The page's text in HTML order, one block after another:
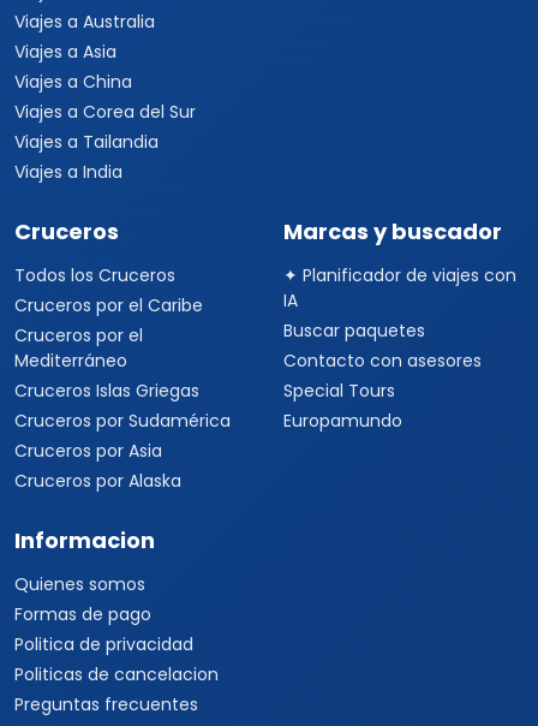
Viajes a Australia
Viajes a Asia
Viajes a China
Viajes a Corea del Sur
Viajes a Tailandia
Viajes a India
Cruceros
Todos los Cruceros
Cruceros por el Caribe
Cruceros por el
Mediterráneo
Cruceros Islas Griegas
Cruceros por Sudamérica
Cruceros por Asia
Cruceros por Alaska
Marcas y buscador
✦ Planificador de viajes con
IA
Buscar paquetes
Contacto con asesores
Special Tours
Europamundo
Informacion
Quienes somos
Formas de pago
Politica de privacidad
Politicas de cancelacion
Preguntas frecuentes